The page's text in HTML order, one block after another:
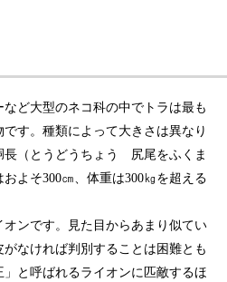
ど大型のネコ科の中でトラは最も
す。種類によって大きさは異なり
長（とうどうちょう 尻尾をふくま
よそ300㎝、体重は300㎏を超える
ンです。見た目からあまり似てい
なければ判別することは困難とも
と呼ばれるライオンに匹敵するほ